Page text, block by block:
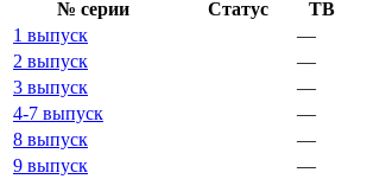
№ се­рии Ста­тус ТВ
1 выпуск
—
2 выпуск
—
3 выпуск
—
4-7 выпуск
—
8 выпуск
—
9 выпуск
—